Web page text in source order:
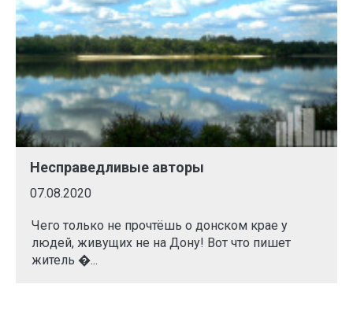
Несправедливые авторы
07.08.2020
Чего только не прочтёшь о донском крае у
людей, живущих не на Дону! Вот что пишет
житель �...